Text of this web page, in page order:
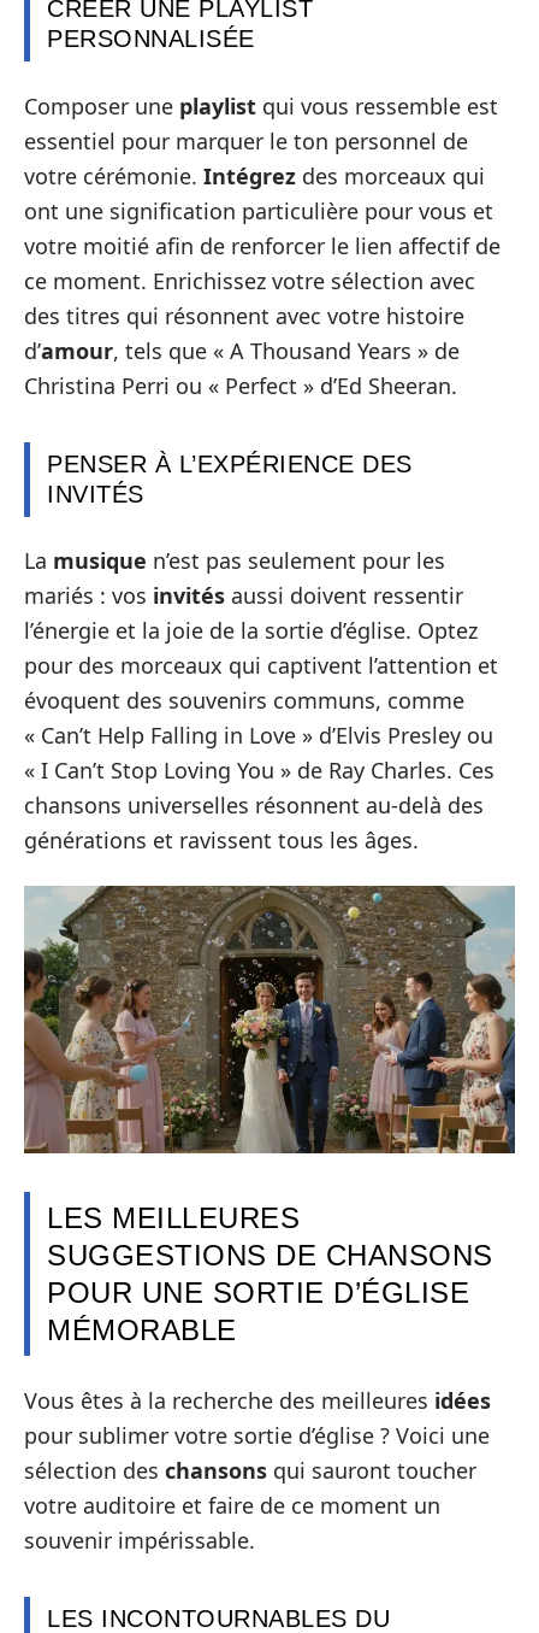
CRÉER UNE PLAYLIST
PERSONNALISÉE
Composer une playlist qui vous ressemble est
essentiel pour marquer le ton personnel de
votre cérémonie. Intégrez des morceaux qui
ont une signification particulière pour vous et
votre moitié afin de renforcer le lien affectif de
ce moment. Enrichissez votre sélection avec
des titres qui résonnent avec votre histoire
d’amour, tels que « A Thousand Years » de
Christina Perri ou « Perfect » d’Ed Sheeran.
PENSER À L’EXPÉRIENCE DES
INVITÉS
La musique n’est pas seulement pour les
mariés : vos invités aussi doivent ressentir
l’énergie et la joie de la sortie d’église. Optez
pour des morceaux qui captivent l’attention et
évoquent des souvenirs communs, comme
« Can’t Help Falling in Love » d’Elvis Presley ou
« I Can’t Stop Loving You » de Ray Charles. Ces
chansons universelles résonnent au-delà des
générations et ravissent tous les âges.
LES MEILLEURES
SUGGESTIONS DE CHANSONS
POUR UNE SORTIE D’ÉGLISE
MÉMORABLE
Vous êtes à la recherche des meilleures idées
pour sublimer votre sortie d’église ? Voici une
sélection des chansons qui sauront toucher
votre auditoire et faire de ce moment un
souvenir impérissable.
LES INCONTOURNABLES DU